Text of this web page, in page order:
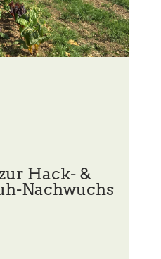
Hack- &
Nachwuchs